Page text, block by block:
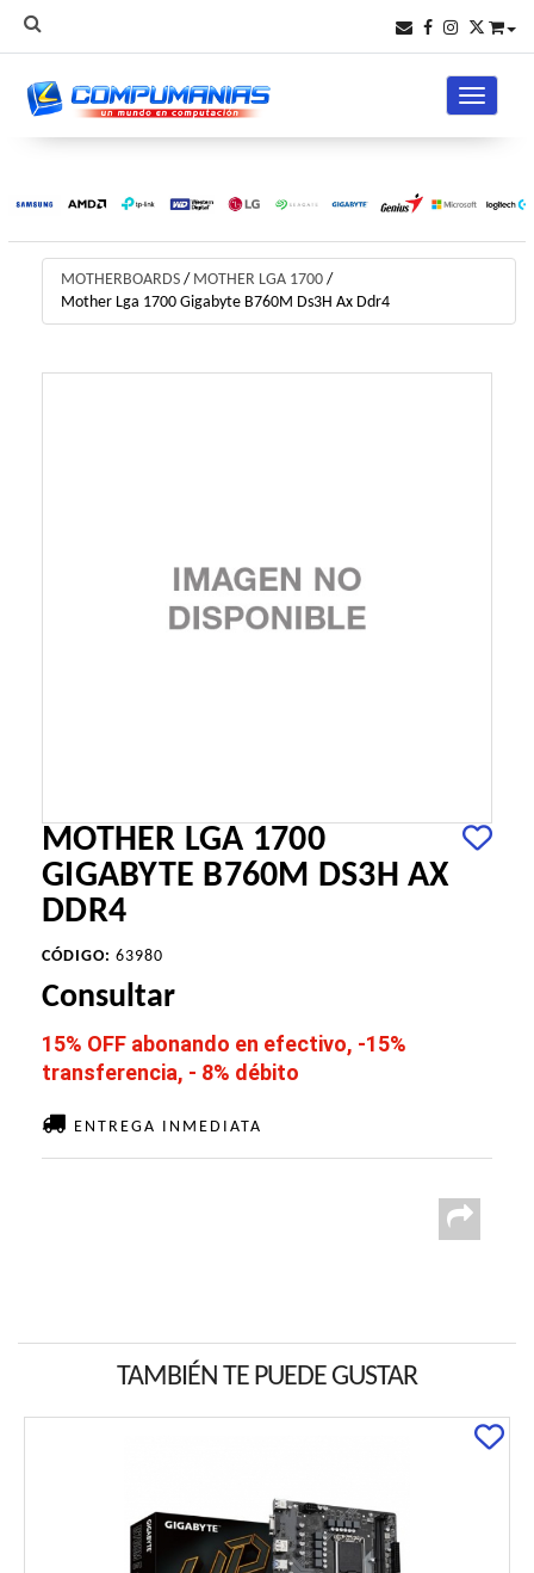
Toggle
MOTHERBOARDS / MOTHER LGA 1700 /
Mother Lga 1700 Gigabyte B760M Ds3H Ax Ddr4
MOTHER LGA 1700
GIGABYTE B760M DS3H AX
DDR4
CÓDIGO: 63980
Consultar
15% OFF abonando en efectivo, -15%
transferencia, - 8% débito
ENTREGA INMEDIATA
TAMBIÉN TE PUEDE GUSTAR